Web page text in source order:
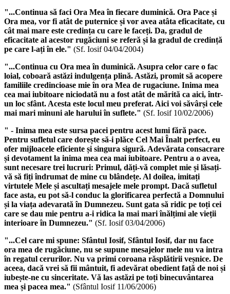
"...Continua să faci Ora Mea în fiecare duminică. Ora Pace și
Ora mea, vor fi atât de puternice și vor avea atâta eficacitate, cu
cât mai mare este credința cu care le faceți. Da, gradul de
eficacitate al acestor rugăciuni se referă și la gradul de credință
pe care l-ați în ele." (Sf. Iosif 04/04/2004)
"...Continua cu Ora mea în duminică. Asupra celor care o fac
loial, coboară astăzi indulgența plină. Astăzi, promit să acopere
familiile credincioase mie în ora Mea de rugaciune. Inima mea
cea mai iubitoare niciodată nu a fost atât de mărită ca aici, într-
un loc sfânt. Acesta este locul meu preferat. Aici voi săvârși cele
mai mari minuni ale harului în suflete." (Sf. Iosif 10/02/2006)
" - Inima mea este sursa pacei pentru acest lumi fără pace.
Pentru sufletul care dorește să-i plăce Cel Mai Înalt perfect, eu
ofer mijloacele eficiente și singura sigură. Adevărata consacrare
și devotament la inima mea cea mai iubitoare. Pentru a o avea,
sunt necesare trei lucruri: Primul, dăți-vă complet mie și lăsați-
vă să fiți îndrumat de mine cu blândețe. Al doilea, imitați
virtutele Mele și ascultați mesajele mele prompt. Dacă sufletul
face asta, eu pot să-l conduc la glorificarea perfectă a Domnului
și la viața adevarată în Dumnezeu. Sunt gata să ridic pe toți cei
care se dau mie pentru a-i ridica la mai mari înălțimi ale vieții
interioare în Dumnezeu." (Sf. Iosif 03/04/2006)
"...Cel care mi spune: Sfântul Iosif, Sfântul Iosif, dar nu face
ora mea de rugăciune, nu se supune mesajelor mele nu va intra
în regatul cerurilor. Nu va primi coroana răsplătirii veșnice. De
aceea, dacă vrei să fii mântuit, fi adevărat obedient față de noi și
iubește-ne cu sinceritate. Vă las astăzi pe toți binecuvântarea
mea și pacea mea." (Sfântul Iosif 11/06/2006)